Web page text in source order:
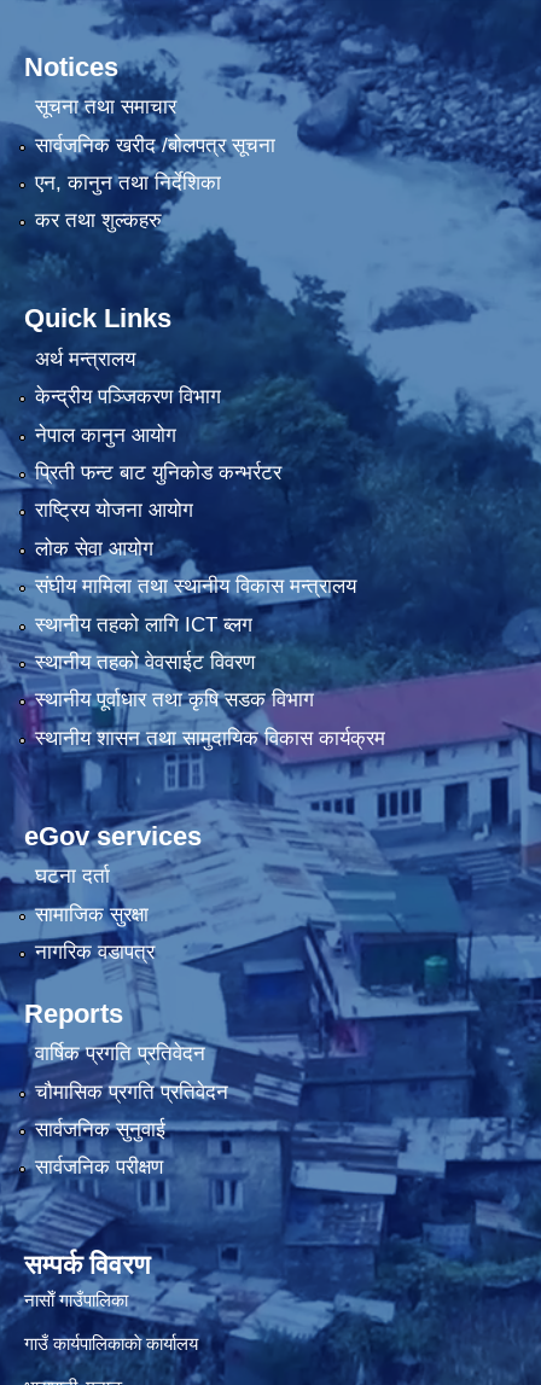
Notices
सूचना तथा समाचार
सार्वजनिक खरीद /बोलपत्र सूचना
एन, कानुन तथा निर्देशिका
कर तथा शुल्कहरु
Quick Links
अर्थ मन्त्रालय
केन्द्रीय पञ्जिकरण विभाग
नेपाल कानुन आयोग
प्रिती फन्ट बाट युनिकोड कन्भर्रटर
राष्ट्रिय योजना आयोग
लोक सेवा आयोग
संघीय मामिला तथा स्थानीय विकास मन्त्रालय
स्थानीय तहको लागि ICT ब्लग
स्थानीय तहको वेवसाईट विवरण
स्थानीय पूर्वाधार तथा कृषि सडक विभाग
स्थानीय शासन तथा सामुदायिक विकास कार्यक्रम
eGov services
घटना दर्ता
सामाजिक सुरक्षा
नागरिक वडापत्र
Reports
वार्षिक प्रगति प्रतिवेदन
चौमासिक प्रगति प्रतिवेदन
सार्वजनिक सुनुवाई
सार्वजनिक परीक्षण
सम्पर्क विवरण
नासाेँ गाउँपालिका
गाउँ कार्यपालिकाकाे कार्यालय